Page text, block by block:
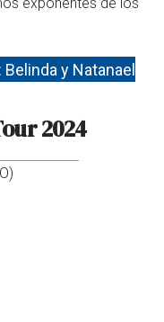
exponentes de los
Belinda y Natanael
2024